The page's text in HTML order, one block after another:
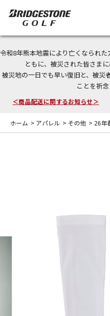
令和8年熊本地震により亡くなられ
ともに、被災された皆さま
被災地の一日でも早い復旧と、被災
ことを祈念
＜夏季休暇中のご注文・発送・お
今なら新規会員登録で1,000円
＜商品配送に関するお知らせ＞
ホーム > アパレル > その他 > 26年